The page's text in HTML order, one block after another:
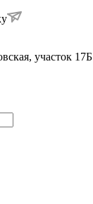
участок 17Б